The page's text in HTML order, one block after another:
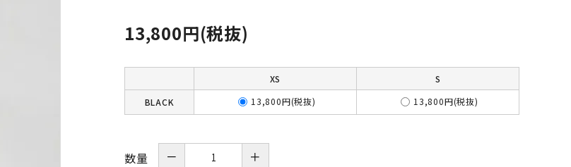
13,800円(税抜)
XS
S
BLACK
13,800円(税抜) 13,800円(税抜)
数量 － ＋